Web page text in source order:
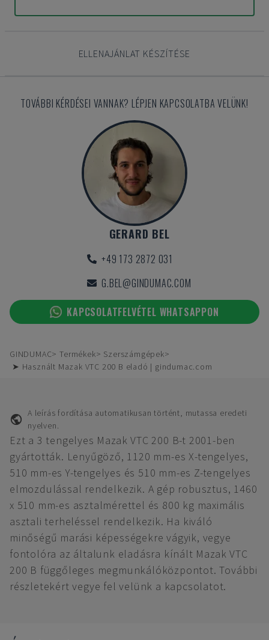
ELLENAJÁNLAT KÉSZÍTÉSE
TOVÁBBI KÉRDÉSEI VANNAK? LÉPJEN KAPCSOLATBA VELÜNK!
GERARD BEL
+49 173 2872 031
G.BEL@GINDUMAC.COM
KAPCSOLATFELVÉTEL WHATSAPPON
GINDUMAC Termékek
Szerszámgépek
➤ Használt Mazak VTC 200 B eladó | gindumac.com
A leírás fordítása automatikusan történt, mutassa eredeti
nyelven.
Ezt a 3 tengelyes Mazak VTC 200 B-t 2001-ben
gyártották. Lenyűgöző, 1120 mm-es X-tengelyes,
510 mm-es Y-tengelyes és 510 mm-es Z-tengelyes
elmozdulással rendelkezik. A gép robusztus, 1460
x 510 mm-es asztalmérettel és 800 kg maximális
asztali terheléssel rendelkezik. Ha kiváló
minőségű marási képességekre vágyik, vegye
fontolóra az általunk eladásra kínált Mazak VTC
200 B függőleges megmunkálóközpontot. További
részletekért vegye fel velünk a kapcsolatot.